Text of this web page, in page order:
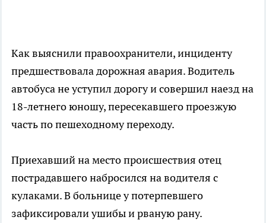
Как выяснили правоохранители, инциденту
предшествовала дорожная авария. Водитель
автобуса не уступил дорогу и совершил наезд на
18-летнего юношу, пересекавшего проезжую
часть по пешеходному переходу.
Приехавший на место происшествия отец
пострадавшего набросился на водителя с
кулаками. В больнице у потерпевшего
зафиксировали ушибы и рваную рану.